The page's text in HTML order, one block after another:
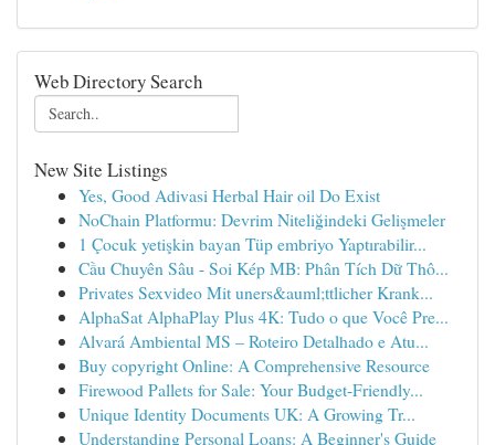
Web Directory Search
New Site Listings
Yes, Good Adivasi Herbal Hair oil Do Exist
NoChain Platformu: Devrim Niteliğindeki Gelişmeler
1 Çocuk yetişkin bayan Tüp embriyo Yaptırabilir...
Cầu Chuyên Sâu - Soi Kép MB: Phân Tích Dữ Thô...
Privates Sexvideo Mit uners&auml;ttlicher Krank...
AlphaSat AlphaPlay Plus 4K: Tudo o que Você Pre...
Alvará Ambiental MS – Roteiro Detalhado e Atu...
Buy copyright Online: A Comprehensive Resource
Firewood Pallets for Sale: Your Budget-Friendly...
Unique Identity Documents UK: A Growing Tr...
Understanding Personal Loans: A Beginner's Guide